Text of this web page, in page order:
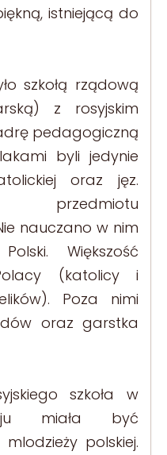
istniejącą do
szkołą rządową
z rosyjskim
pedagogiczną
byli jedynie
oraz jęz.
nauczano w nim
Większość
(katolicy i
Poza nimi
oraz garstka
szkoła w
miała być
polskiej.